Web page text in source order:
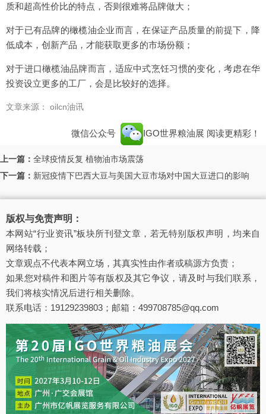
质和超高性价比的特点，否则很难将品牌做大；
对于已有品牌的橄榄油企业而言，在保证产品质量的前提下，降
低成本，创新产品，才能获取更多的市场份额；
对于进口橄榄油品牌而言，适应中式烹饪习惯的变化，考虑在华
投资设立更多的工厂，会是比较好的选择。
文章来源： oilcn油讯
微信公众号 IGO世界粮油展 阅读更精彩！
上一篇： 全球疫情反复 植物油市场震荡
下一篇： 新冠疫情下巴西大豆与美国大豆市场对中国大豆进口的影响
版权与免责声明：
本网站“行业资讯”板块所刊登文章，若无特别版权声明，均来自
网络转载；
文章观点不代表本网立场，其真实性由作者或稿源方负责；
如果您对稿件和图片等有版权及其它争议，请及时与我们联系，
我们将核实情况后进行相关删除。
联系电话：19129239803；邮箱：499708785@qq.com